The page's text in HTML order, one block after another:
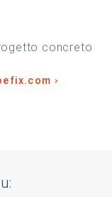
concreto